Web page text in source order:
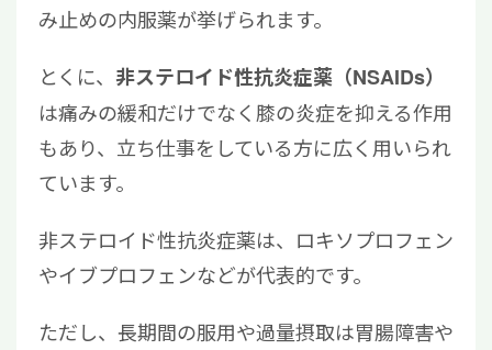
み止めの内服薬が挙げられます。
とくに、 非ステロイド性抗炎症薬（NSAIDs）
は痛みの緩和だけでなく膝の炎症を抑える作用
もあり、立ち仕事をしている方に広く用いられ
ています。
非ステロイド性抗炎症薬は、ロキソプロフェン
やイブプロフェンなどが代表的です。
ただし、長期間の服用や過量摂取は胃腸障害や